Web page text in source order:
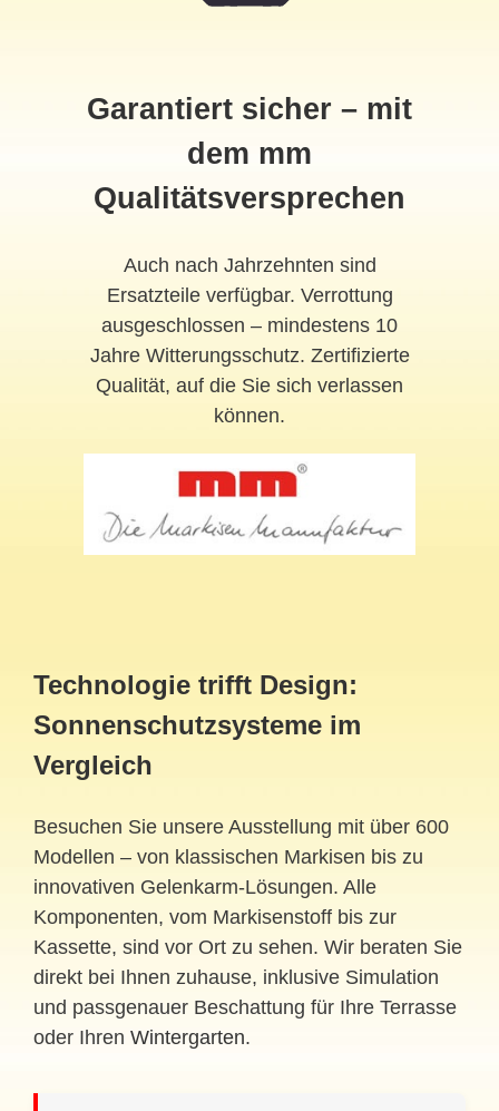
Garantiert sicher – mit
dem mm
Qualitätsversprechen
Auch nach Jahrzehnten sind
Ersatzteile verfügbar. Verrottung
ausgeschlossen – mindestens 10
Jahre Witterungsschutz. Zertifizierte
Qualität, auf die Sie sich verlassen
können.
Technologie trifft Design:
Sonnenschutzsysteme im
Vergleich
Besuchen Sie unsere Ausstellung mit über 600
Modellen – von klassischen Markisen bis zu
innovativen Gelenkarm-Lösungen. Alle
Komponenten, vom Markisenstoff bis zur
Kassette, sind vor Ort zu sehen. Wir beraten Sie
direkt bei Ihnen zuhause, inklusive Simulation
und passgenauer Beschattung für Ihre Terrasse
oder Ihren Wintergarten.